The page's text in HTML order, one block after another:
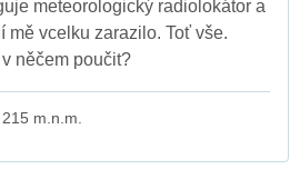
meteorologický radiolokátor a
mě vcelku zarazilo. Toť vše.
něčem poučit?
m.n.m.